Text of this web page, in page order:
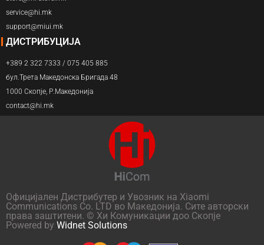
service@hi.mk
support@miui.mk
ДИСТРИБУЦИЈА
+389 2 322 7333 / 075 405 885
бул.Трета Македонска Бригада 48
1000 Скопје, Р.Македонија
contact@hi.mk
Официјален Дистрибутер и Увозник на Xiaomi
Communications Co. LTD во Македонија. Сите авторски
права заштитени. © Хи Комуникации доо Скопје
Powered by Widnet Solutions